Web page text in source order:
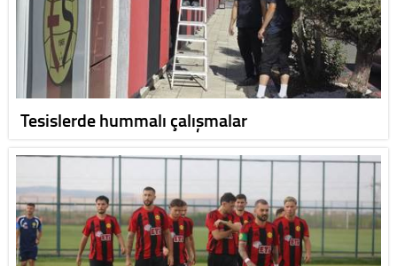
Tesislerde hummalı çalışmalar